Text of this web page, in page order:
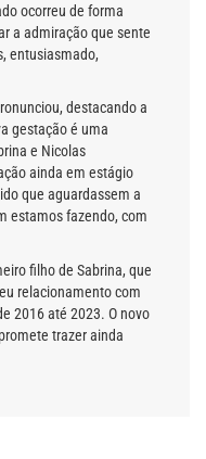
ocorreu de forma
a admiração que sente
entusiasmado,
destacando a
gestação é uma
e Nicolas
ainda em estágio
que aguardassem a
estamos fazendo, com
filho de Sabrina, que
relacionamento com
2016 até 2023. O novo
trazer ainda